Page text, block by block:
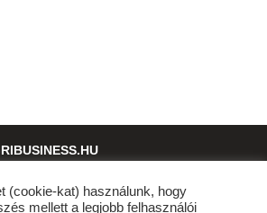
© 2026agribusiness.hu
(cookie-kat) használunk, hogy
mellett a legjobb felhasználói